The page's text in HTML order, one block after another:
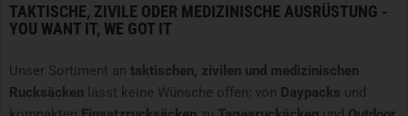
TAKTISCHE, ZIVILE ODER MEDIZINISCHE AUSRÜSTUNG -
YOU WANT IT, WE GOT IT
Unser Sortiment an taktischen, zivilen und medizinischen
Rucksäcken lässt keine Wünsche offen; von Daypacks und